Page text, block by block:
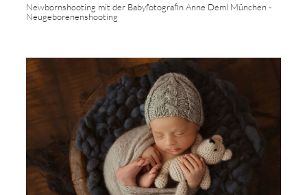
Newbornshooting mit der Babyfotografin Anne Deml München -
Neugeborenenshooting